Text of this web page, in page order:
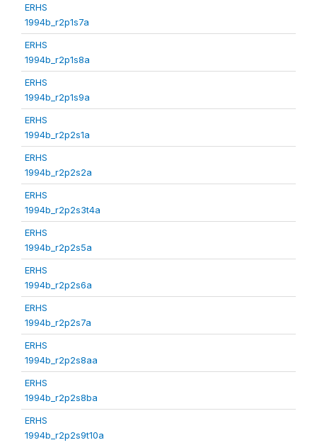
ERHS
1994b_r2p1s7a
ERHS
1994b_r2p1s8a
ERHS
1994b_r2p1s9a
ERHS
1994b_r2p2s1a
ERHS
1994b_r2p2s2a
ERHS
1994b_r2p2s3t4a
ERHS
1994b_r2p2s5a
ERHS
1994b_r2p2s6a
ERHS
1994b_r2p2s7a
ERHS
1994b_r2p2s8aa
ERHS
1994b_r2p2s8ba
ERHS
1994b_r2p2s9t10a